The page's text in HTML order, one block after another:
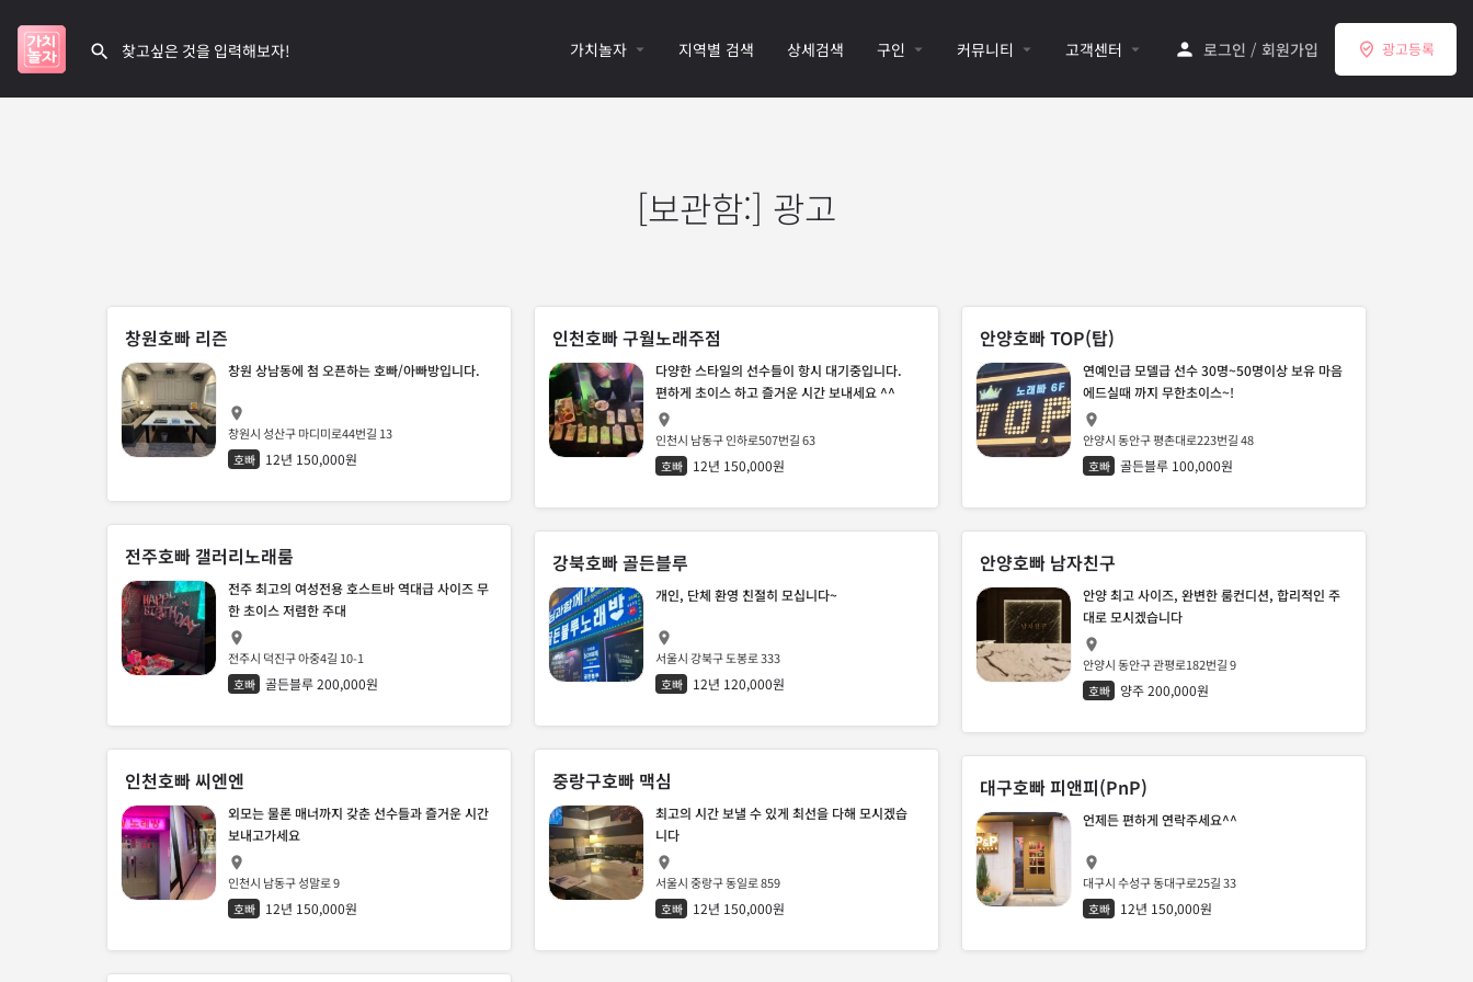
가치놀자 지역별 검색 상세검색 구인 커뮤니티 고객센터 로그인 / 회원가입 광고등록
[보관함:] 광고
창원호빠 리즌
창원 상남동에 첨 오픈하는 호빠/아빠방입니다.
창원시 성산구 마디미로44번길 13
호빠
12년 150,000원
인천호빠 구월노래주점
다양한 스타일의 선수들이 항시 대기중입니다.
편하게 초이스 하고 즐거운 시간 보내세요 ^^
인천시 남동구 인하로507번길 63
호빠
12년 150,000원
안양호빠 TOP(탑)
연예인급 모델급 선수 30명~50명이상 보유 마음
에드실때 까지 무한초이스~!
안양시 동안구 평촌대로223번길 48
호빠 골든블루 100,000원
전주호빠 갤러리노래룸
전주 최고의 여성전용 호스트바 역대급 사이즈 무
한 초이스 저렴한 주대
전주시 덕진구 아중4길 10-1
호빠 골든블루 200,000원
강북호빠 골든블루
개인, 단체 환영 친절히 모십니다~
서울시 강북구 도봉로 333
호빠
12년 120,000원
안양호빠 남자친구
안양 최고 사이즈, 완변한 룸컨디션, 합리적인 주
대로 모시겠습니다
안양시 동안구 관평로182번길 9
호빠 양주 200,000원
인천호빠 씨엔엔
외모는 물론 매너까지 갖춘 선수들과 즐거운 시간
보내고가세요
인천시 남동구 성말로 9
호빠
12년 150,000원
중랑구호빠 맥심
최고의 시간 보낼 수 있게 최선을 다해 모시겠습
니다
서울시 중랑구 동일로 859
호빠
12년 150,000원
대구호빠 피앤피(PnP)
언제든 편하게 연락주세요^^
대구시 수성구 동대구로25길 33
호빠
12년 150,000원